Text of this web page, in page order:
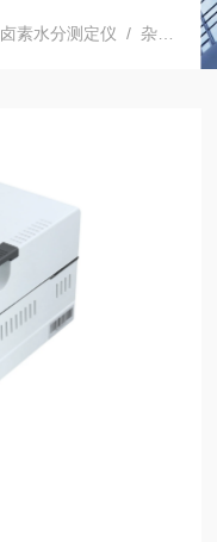
卤素水分测定仪 / 杂粕水分测定仪